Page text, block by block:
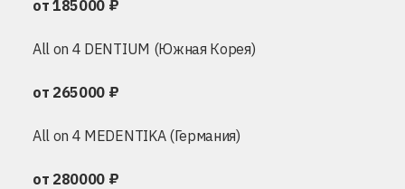
от 185000 ₽
All on 4 DENTIUM (Южная Корея)
от 265000 ₽
All on 4 MEDENTIKA (Германия)
от 280000 ₽